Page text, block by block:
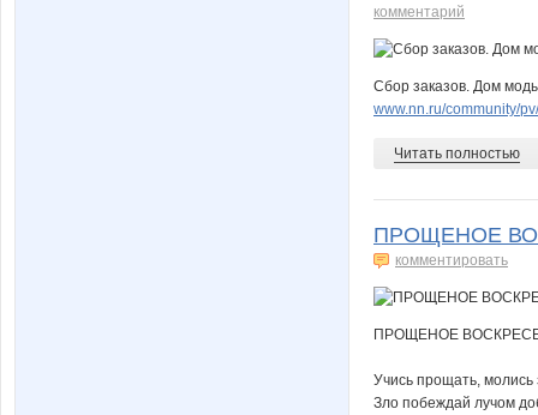
комментарий
Сбор заказов. Дом
www.nn.ru/community/
Читать полностью
ПРОЩЕНОЕ
комментировать
ПРОЩЕНОЕ
Учись прощать,
Зло побеждай лучом